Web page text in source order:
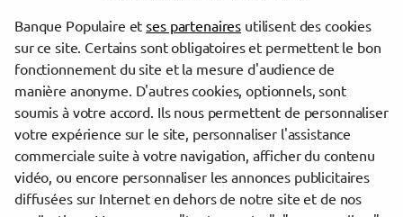
Les agences Banque Populaire dans les villes à proximité
Brest
Trouver une agence Banque Populaire
Finistère
Brest
Banque Populaire etses partenaires utilisent des cookies
sur ce site. Certains sont obligatoires et permettent le bon
fonctionnement du site et la mesure d'audience de
manière anonyme. D'autres cookies, optionnels, sont
soumis à votre accord. Ils nous permettent de personnaliser
votre expérience sur le site, personnaliser l'assistance
commerciale suite à votre navigation, afficher du contenu
vidéo, ou encore personnaliser les annonces publicitaires
diffusées sur Internet en dehors de notre site et de nos